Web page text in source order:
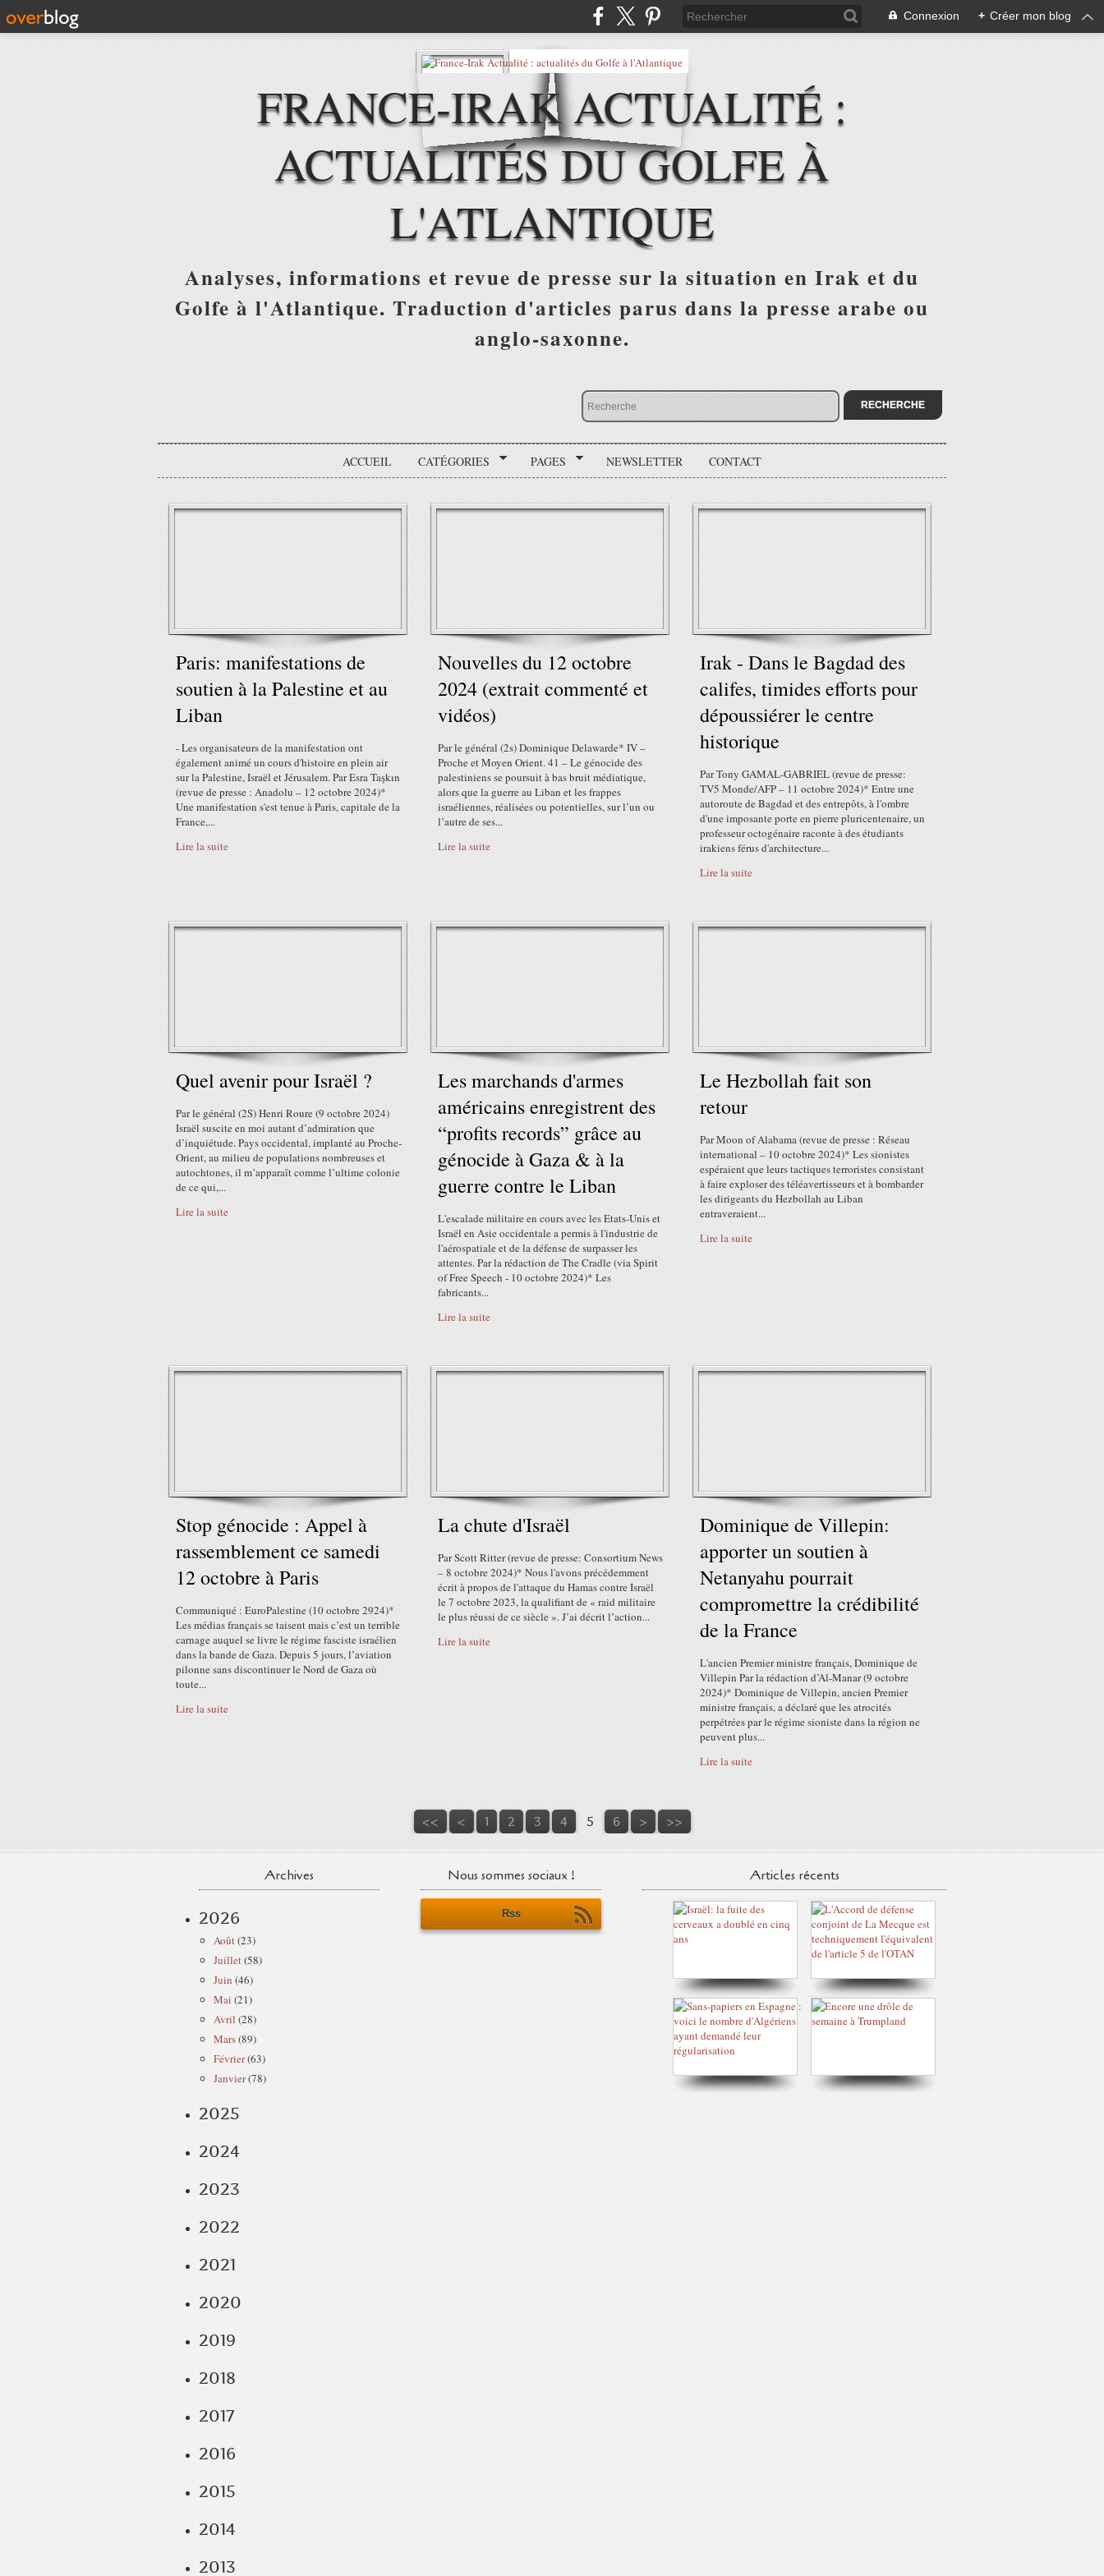
Connexion + Créer mon blog
FRANCE-IRAK ACTUALITÉ :
ACTUALITÉS DU GOLFE À
L'ATLANTIQUE
Analyses, informations et revue de presse sur la situation en Irak et du
Golfe à l'Atlantique. Traduction d'articles parus dans la presse arabe ou
anglo-saxonne.
ACCUEIL CATÉGORIES PAGES NEWSLETTER CONTACT
Paris: manifestations de
soutien à la Palestine et au
Liban
- Les organisateurs de la manifestation ont
également animé un cours d'histoire en plein air
sur la Palestine, Israël et Jérusalem. Par Esra Taşkın
(revue de presse : Anadolu – 12 octobre 2024)*
Une manifestation s'est tenue à Paris, capitale de la
France,...
Lire la suite
Nouvelles du 12 octobre
2024 (extrait commenté et
vidéos)
Par le général (2s) Dominique Delawarde* IV –
Proche et Moyen Orient. 41 – Le génocide des
palestiniens se poursuit à bas bruit médiatique,
alors que la guerre au Liban et les frappes
israéliennes, réalisées ou potentielles, sur l’un ou
l’autre de ses...
Lire la suite
Irak - Dans le Bagdad des
califes, timides efforts pour
dépoussiérer le centre
historique
Par Tony GAMAL-GABRIEL (revue de presse:
TV5 Monde/AFP – 11 octobre 2024)* Entre une
autoroute de Bagdad et des entrepôts, à l'ombre
d'une imposante porte en pierre pluricentenaire, un
professeur octogénaire raconte à des étudiants
irakiens férus d'architecture...
Lire la suite
Quel avenir pour Israël ?
Par le général (2S) Henri Roure (9 octobre 2024)
Israël suscite en moi autant d’admiration que
d’inquiétude. Pays occidental, implanté au Proche-
Orient, au milieu de populations nombreuses et
autochtones, il m’apparaît comme l’ultime colonie
de ce qui,...
Lire la suite
Les marchands d'armes
américains enregistrent des
“profits records” grâce au
génocide à Gaza & à la
guerre contre le Liban
L'escalade militaire en cours avec les Etats-Unis et
Israël en Asie occidentale a permis à l'industrie de
l'aérospatiale et de la défense de surpasser les
attentes. Par la rédaction de The Cradle (via Spirit
of Free Speech - 10 octobre 2024)* Les
fabricants...
Lire la suite
Le Hezbollah fait son
retour
Par Moon of Alabama (revue de presse : Réseau
international – 10 octobre 2024)* Les sionistes
espéraient que leurs tactiques terroristes consistant
à faire exploser des téléavertisseurs et à bombarder
les dirigeants du Hezbollah au Liban
entraveraient...
Lire la suite
Stop génocide : Appel à
rassemblement ce samedi
12 octobre à Paris
Communiqué : EuroPalestine (10 octobre 2924)*
Les médias français se taisent mais c’est un terrible
carnage auquel se livre le régime fasciste israélien
dans la bande de Gaza. Depuis 5 jours, l’aviation
pilonne sans discontinuer le Nord de Gaza où
toute...
Lire la suite
La chute d'Israël
Par Scott Ritter (revue de presse: Consortium News
– 8 octobre 2024)* Nous l'avons précédemment
écrit à propos de l'attaque du Hamas contre Israël
le 7 octobre 2023, la qualifiant de « raid militaire
le plus réussi de ce siècle ». J’ai décrit l’action...
Lire la suite
Dominique de Villepin:
apporter un soutien à
Netanyahu pourrait
compromettre la crédibilité
de la France
L'ancien Premier ministre français, Dominique de
Villepin Par la rédaction d’Al-Manar (9 octobre
2024)* Dominique de Villepin, ancien Premier
ministre français, a déclaré que les atrocités
perpétrées par le régime sioniste dans la région ne
peuvent plus...
Lire la suite
<< < 1 2 3 4 5 6 > >>
Archives
2026
Août(23)
Juillet(58)
Juin (46)
Mai (21)
Avril (28)
Mars(89)
Février(63)
Janvier(78)
2025
2024
2023
2022
2021
2020
2019
2018
2017
2016
2015
2014
2013
Nous sommes sociaux !
Rss
Articles récents